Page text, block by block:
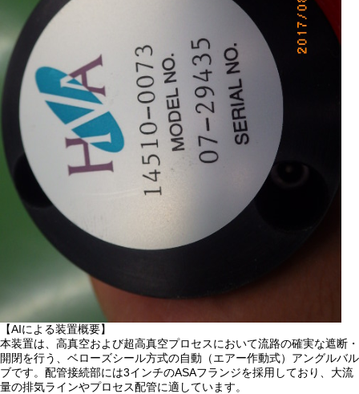
【AIによる装置概要】
本装置は、高真空および超高真空プロセスにおいて流路の確実な遮断・
開閉を行う、ベローズシール方式の自動（エアー作動式）アングルバル
ブです。配管接続部には3インチのASAフランジを採用しており、大流
量の排気ラインやプロセス配管に適しています。